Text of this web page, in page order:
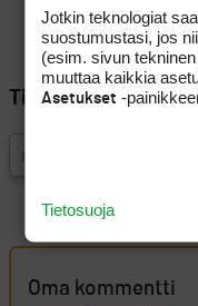
Tilaa Golfpisteen
Oma kommentti
Jotkin teknologiat
suostumustasi, jos
(esim. sivun
muuttaa kaikkia
Asetukset -
Tietosuoja